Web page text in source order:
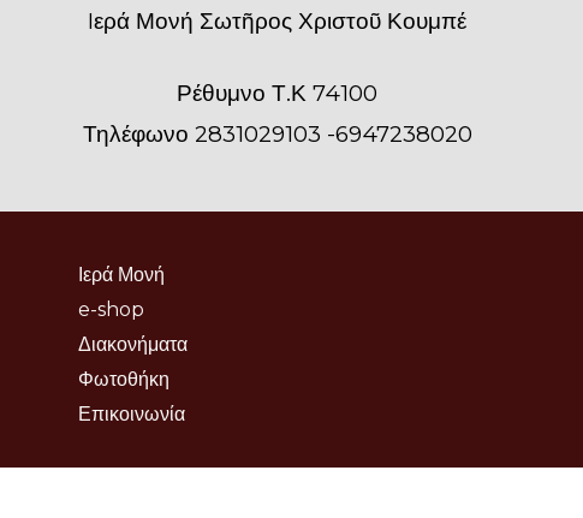
Iερά Μονή Σωτῆρος Χριστοῦ Κουμπέ
Ρέθυμνο Τ.Κ 74100
Τηλέφωνο 2831029103 -6947238020
Ιερά Μονή
e-shop
Διακονήματα
Φωτοθήκη
Επικοινωνία